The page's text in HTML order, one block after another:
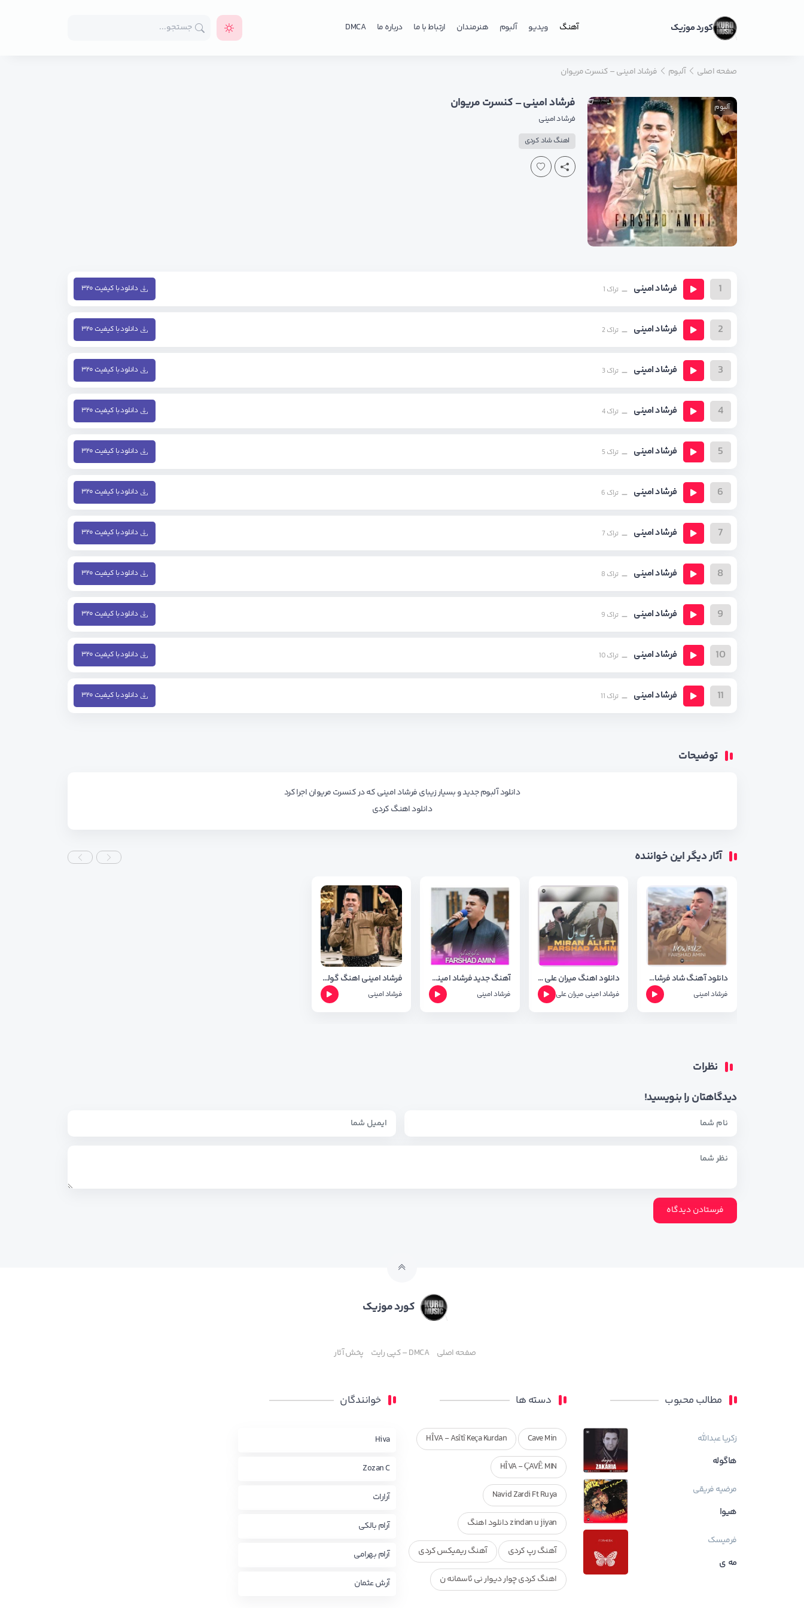
کورد موزیک آهنگ ویدیو آلبوم هنرمندان ارتباط با ما درباره ما DMCA
صفحه اصلی آلبوم فرشاد امینی – کنسرت مریوان
آلبوم فرشاد امینی – کنسرت مریوان
فرشاد امینی
اهنگ شاد کردی
1 فرشاد امینی تراک 1 دانلود با کیفیت ۳۲۰
2 فرشاد امینی تراک 2 دانلود با کیفیت ۳۲۰
3 فرشاد امینی تراک 3 دانلود با کیفیت ۳۲۰
4 فرشاد امینی تراک 4 دانلود با کیفیت ۳۲۰
5 فرشاد امینی تراک 5 دانلود با کیفیت ۳۲۰
6 فرشاد امینی تراک 6 دانلود با کیفیت ۳۲۰
7 فرشاد امینی تراک 7 دانلود با کیفیت ۳۲۰
8 فرشاد امینی تراک 8 دانلود با کیفیت ۳۲۰
9 فرشاد امینی تراک 9 دانلود با کیفیت ۳۲۰
10 فرشاد امینی تراک 10 دانلود با کیفیت ۳۲۰
11 فرشاد امینی تراک 11 دانلود با کیفیت ۳۲۰
توضیحات
دانلود آلبوم جدید و بسیار زیبای فرشاد امینی که در کنسرت مریوان اجرا کرد
دانلود اهنگ کردی
آثار دیگر این خواننده
دانلود آهنگ شاد فرشاد امینی به نام نوروز 2025
فرشاد امینی
دانلود اهنگ میران علی و فرشاد امینی بنام یک دل + متن آهنگ
فرشاد امینی میران علی
آهنگ جدید فرشاد امینی بنام نه که تو نه که ی
فرشاد امینی
فرشاد امینی اهنگ گولی ژیانم + متن وشعر
فرشاد امینی
نظرات
دیدگاهتان را بنویسید!
کورد موزیک
صفحه اصلی DMCA – کپی رایت پخش آثار
مطالب محبوب
زکریا عبدالله
هاگوله
مرضیه فریقی
هیوا
فرمیسک
مه ی
دسته ها
Cave Min
HÎVA - Asîtî Keça Kurdan
HÎVA - ÇAVÊ MIN
Navid Zardi Ft Ruya
zindan u jiyan دانلود اهنگ
آهنگ رپ کردی آهنگ ریمیکس کردی
اهنگ کردی چوار دیوار نی ئاسمانه ن
خوانندگان
Hiva
Zozan C
آرارات
آرام بالکی
آرام بهرامی
آرش عثمان